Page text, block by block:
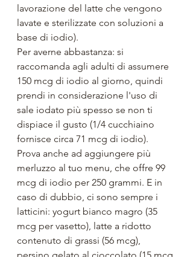
lavorazione del latte che vengono
lavate e sterilizzate con soluzioni a
base di iodio).
Per averne abbastanza: si
raccomanda agli adulti di assumere
150 mcg di iodio al giorno, quindi
prendi in considerazione l'uso di
sale iodato più spesso se non ti
dispiace il gusto (1/4 cucchiaino
fornisce circa 71 mcg di iodio).
Prova anche ad aggiungere più
merluzzo al tuo menu, che offre 99
mcg di iodio per 250 grammi. E in
caso di dubbio, ci sono sempre i
latticini: yogurt bianco magro (35
mcg per vasetto), latte a ridotto
contenuto di grassi (56 mcg),